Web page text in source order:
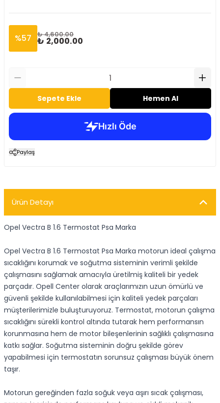
%57 ₺ 4,600.00
₺ 2,000.00
Sepete Ekle Hemen Al
Paylaş
Ürün Detayı
Opel Vectra B 1.6 Termostat Psa Marka
Opel Vectra B 1.6 Termostat Psa Marka motorun ideal çalışma
sıcaklığını korumak ve soğutma sisteminin verimli şekilde
çalışmasını sağlamak amacıyla üretilmiş kaliteli bir yedek
parçadır. Opell Center olarak araçlarımızın uzun ömürlü ve
güvenli şekilde kullanılabilmesi için kaliteli yedek parçaları
müşterilerimizle buluşturuyoruz. Termostat, motorun çalışma
sıcaklığını sürekli kontrol altında tutarak hem performansın
korunmasına hem de motor bileşenlerinin sağlıklı çalışmasına
katkı sağlar. Soğutma sisteminin doğru şekilde görev
yapabilmesi için termostatın sorunsuz çalışması büyük önem
taşır.
Motorun gereğinden fazla soğuk veya aşırı sıcak çalışması,